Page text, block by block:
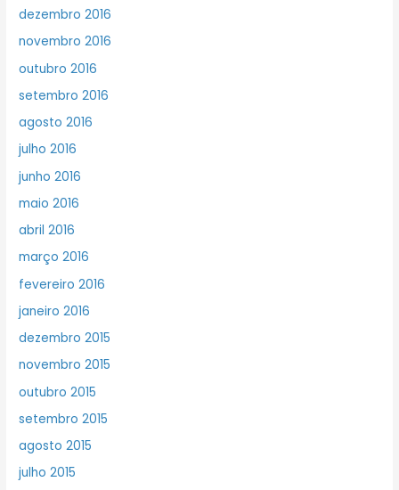
dezembro 2016
novembro 2016
outubro 2016
setembro 2016
agosto 2016
julho 2016
junho 2016
maio 2016
abril 2016
março 2016
fevereiro 2016
janeiro 2016
dezembro 2015
novembro 2015
outubro 2015
setembro 2015
agosto 2015
julho 2015